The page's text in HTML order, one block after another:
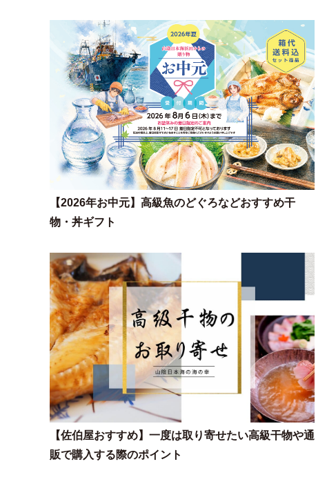
【2026年お中元】高級魚のどぐろなどおすすめ干
物・丼ギフト
【佐伯屋おすすめ】一度は取り寄せたい高級干物や通
販で購入する際のポイント